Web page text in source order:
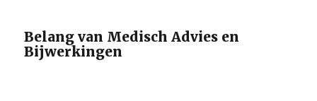
Belang van Medisch Advies en
Bijwerkingen